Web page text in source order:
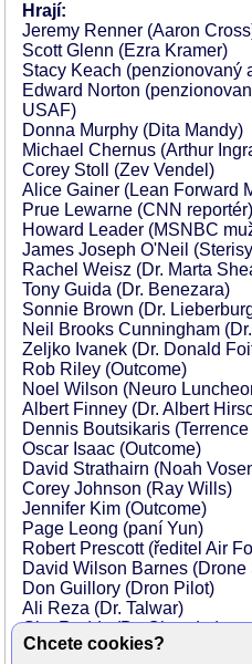
Hrají:
Jeremy Renner (Aaron
Scott Glenn (Ezra Kramer)
Stacy Keach (penzionovaný
Edward Norton
USAF)
Donna Murphy (Dita Mandy)
Michael Chernus (Arthur
Corey Stoll (Zev Vendel)
Alice Gainer (Lean Forward
Prue Lewarne (CNN reportér)
Howard Leader (MSNBC
James Joseph O'Neil
Rachel Weisz (Dr. Marta
Tony Guida (Dr. Benezara)
Sonnie Brown (Dr.
Neil Brooks Cunningham
Zeljko Ivanek (Dr. Donald
Rob Riley (Outcome)
Noel Wilson (Neuro
Albert Finney (Dr. Albert
Dennis Boutsikaris (Terrence
Oscar Isaac (Outcome)
David Strathairn (Noah
Corey Johnson (Ray Wills)
Jennifer Kim (Outcome)
Page Leong (paní Yun)
Robert Prescott (ředitel Air
David Wilson Barnes (Drone
Don Guillory (Dron Pilot)
Ali Reza (Dr. Talwar)
Gita Reddy (Dr. Chandra)
Tom Riis Farrell (Blue Lab
Chcete cookies?